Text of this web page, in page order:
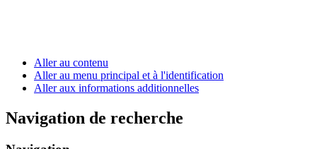
Aller au contenu
Aller au menu principal et à l'identification
Aller aux informations additionnelles
Navigation de recherche